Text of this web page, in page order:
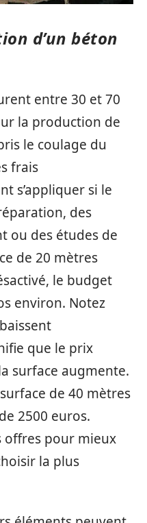
d’un béton
entre 30 et 70
la production de
le coulage du
frais
s’appliquer si le
des
ou des études de
de 20 mètres
le budget
environ. Notez
que le prix
surface augmente.
de 40 mètres
2500 euros.
offres pour mieux
la plus